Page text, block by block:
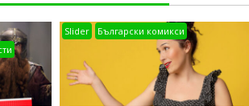
Slider Български комикси